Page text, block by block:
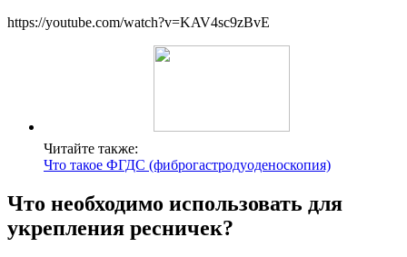
https://youtube.com/watch?v=KAV4sc9zBvE
Читайте также:
Что такое ФГДС (фиброгастродуоденоскопия)
Что необходимо использовать для
укрепления ресничек?